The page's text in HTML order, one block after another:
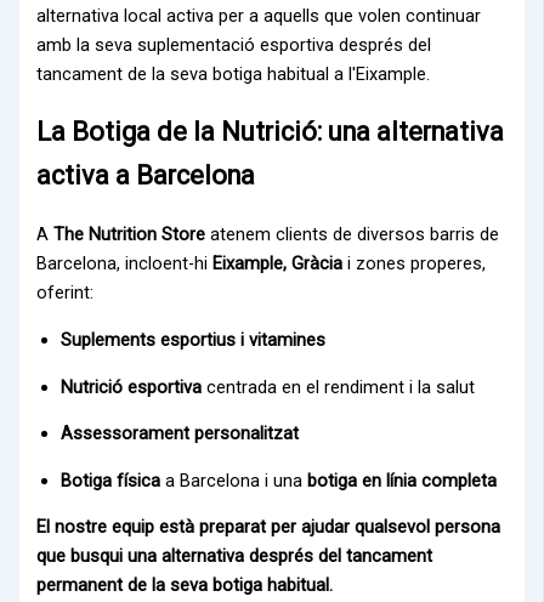
alternativa local activa per a aquells que volen continuar
amb la seva suplementació esportiva després del
tancament de la seva botiga habitual a l'Eixample.
La Botiga de la Nutrició: una alternativa
activa a Barcelona
AThe Nutrition Store atenem clients de diversos barris de
Barcelona, incloent-hi Eixample, Gràcia i zones properes,
oferint:
Suplements esportius i vitamines
Nutrició esportiva centrada en el rendiment i la salut
Assessorament personalitzat
Botiga física a Barcelona i unabotiga en línia completa
El nostre equip està preparat per ajudar qualsevol persona
que busqui una alternativa després del tancament
permanent de la seva botiga habitual.